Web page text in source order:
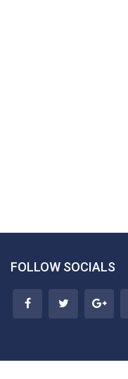
FOLLOW SOCIALS